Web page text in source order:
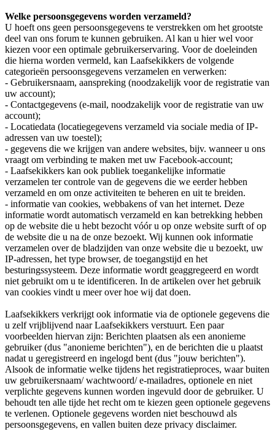
Welke persoonsgegevens worden verzameld?
U hoeft ons geen persoonsgegevens te verstrekken om het grootste
deel van ons forum te kunnen gebruiken. Al kan u hier wel voor
kiezen voor een optimale gebruikerservaring. Voor de doeleinden
die hierna worden vermeld, kan Laafsekikkers de volgende
categorieën persoonsgegevens verzamelen en verwerken:
- Gebruikersnaam, aanspreking (noodzakelijk voor de registratie van
uw account);
- Contactgegevens (e-mail, noodzakelijk voor de registratie van uw
account);
- Locatiedata (locatiegegevens verzameld via sociale media of IP-
adressen van uw toestel);
- gegevens die we krijgen van andere websites, bijv. wanneer u ons
vraagt om verbinding te maken met uw Facebook-account;
- Laafsekikkers kan ook publiek toegankelijke informatie
verzamelen ter controle van de gegevens die we eerder hebben
verzameld en om onze activiteiten te beheren en uit te breiden.
- informatie van cookies, webbakens of van het internet. Deze
informatie wordt automatisch verzameld en kan betrekking hebben
op de website die u hebt bezocht vóór u op onze website surft of op
de website die u na de onze bezoekt. Wij kunnen ook informatie
verzamelen over de bladzijden van onze website die u bezoekt, uw
IP-adressen, het type browser, de toegangstijd en het
besturingssysteem. Deze informatie wordt geaggregeerd en wordt
niet gebruikt om u te identificeren. In de artikelen over het gebruik
van cookies vindt u meer over hoe wij dat doen.
Laafsekikkers verkrijgt ook informatie via de optionele gegevens die
u zelf vrijblijvend naar Laafsekikkers verstuurt. Een paar
voorbeelden hiervan zijn: Berichten plaatsen als een anonieme
gebruiker (dus "anonieme berichten"), en de berichten die u plaatst
nadat u geregistreerd en ingelogd bent (dus "jouw berichten").
Alsook de informatie welke tijdens het registratieproces, waar buiten
uw gebruikersnaam/ wachtwoord/ e-mailadres, optionele en niet
verplichte gegevens kunnen worden ingevuld door de gebruiker. U
behoudt ten alle tijde het recht om te kiezen geen optionele gegevens
te verlenen. Optionele gegevens worden niet beschouwd als
persoonsgegevens, en vallen buiten deze privacy disclaimer.